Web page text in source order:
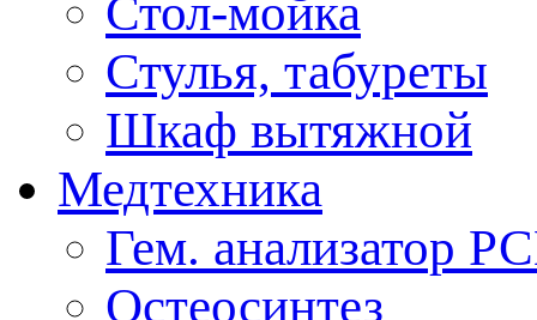
Стол-мойка
Стулья, табуреты
Шкаф вытяжной
Медтехника
Гем. анализатор
Остеосинтез